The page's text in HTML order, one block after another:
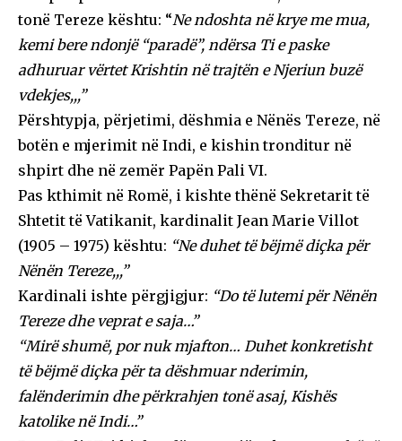
tonë Tereze kështu: “Ne ndoshta në krye me mua,
kemi bere ndonjë “paradë”, ndërsa Ti e paske
adhuruar vërtet Krishtin në trajtën e Njeriun buzë
vdekjes,,,”
Përshtypja, përjetimi, dëshmia e Nënës Tereze, në
botën e mjerimit në Indi, e kishin tronditur në
shpirt dhe në zemër Papën Pali VI.
Pas kthimit në Romë, i kishte thënë Sekretarit të
Shtetit të Vatikanit, kardinalit Jean Marie Villot
(1905 – 1975) kështu: “Ne duhet të bëjmë diçka për
Nënën Tereze,,,”
Kardinali ishte përgjigjur: “Do të lutemi për Nënën
Tereze dhe veprat e saja…”
“Mirë shumë, por nuk mjafton… Duhet konkretisht
të bëjmë diçka për ta dëshmuar nderimin,
falënderimin dhe përkrahjen tonë asaj, Kishës
katolike në Indi…”